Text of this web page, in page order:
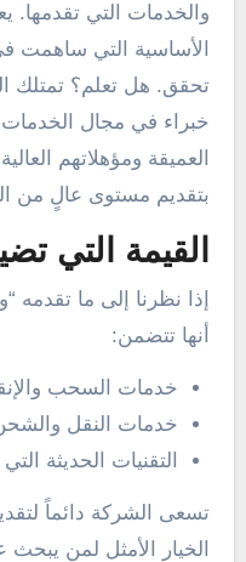
والخدمات التي
الأساسية التي ساهمت
تحقق. هل تعلم؟ تمتلك
خبراء في مجال الخدمات
العميقة ومؤهلاتهم
بتقديم مستوى عالٍ من
القيمة التي
إذا نظرنا إلى ما تقدمه
أنها تتضمن:
خدمات السحب
خدمات النقل
التقنيات الحديثة
تسعى الشركة دائماً
الخيار الأمثل لمن